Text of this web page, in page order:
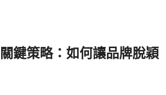
鍵策略：如何讓品牌脫穎